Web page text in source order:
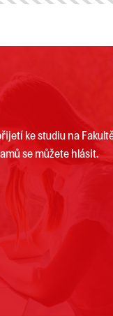
ke studiu na
se můžete hlásit.